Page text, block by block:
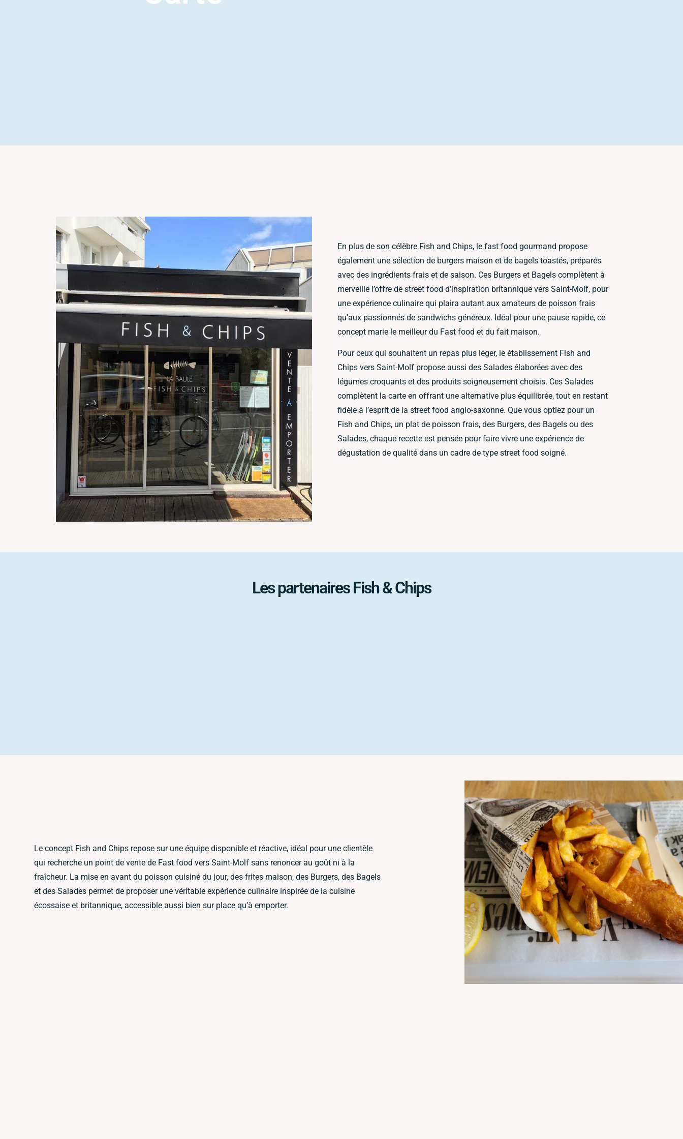
En plus de son célèbre Fish and Chips, le fast food gourmand propose
également une sélection de burgers maison et de bagels toastés, préparés
avec des ingrédients frais et de saison. Ces Burgers et Bagels complètent à
merveille l’offre de street food d’inspiration britannique vers Saint-Molf, pour
une expérience culinaire qui plaira autant aux amateurs de poisson frais
qu’aux passionnés de sandwichs généreux. Idéal pour une pause rapide, ce
concept marie le meilleur du Fast food et du fait maison.
Pour ceux qui souhaitent un repas plus léger, le établissement Fish and
Chips vers Saint-Molf propose aussi des Salades élaborées avec des
légumes croquants et des produits soigneusement choisis. Ces Salades
complètent la carte en offrant une alternative plus équilibrée, tout en restant
fidèle à l’esprit de la street food anglo-saxonne. Que vous optiez pour un
Fish and Chips, un plat de poisson frais, des Burgers, des Bagels ou des
Salades, chaque recette est pensée pour faire vivre une expérience de
dégustation de qualité dans un cadre de type street food soigné.
Les partenaires Fish & Chips
Le concept Fish and Chips repose sur une équipe disponible et réactive, idéal pour une clientèle
qui recherche un point de vente de Fast food vers Saint-Molf sans renoncer au goût ni à la
fraîcheur. La mise en avant du poisson cuisiné du jour, des frites maison, des Burgers, des Bagels
et des Salades permet de proposer une véritable expérience culinaire inspirée de la cuisine
écossaise et britannique, accessible aussi bien sur place qu’à emporter.